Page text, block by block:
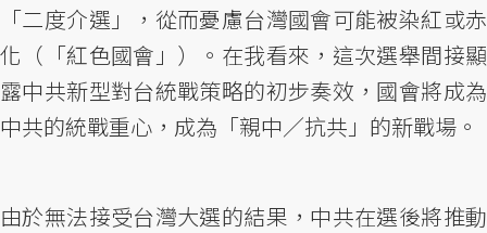
「二度介選」，從而憂慮台灣國會可能被染紅或赤
化（「紅色國會」）。在我看來，這次選舉間接顯
露中共新型對台統戰策略的初步奏效，國會將成為
中共的統戰重心，成為「親中／抗共」的新戰場。
由於無法接受台灣大選的結果，中共在選後將推動